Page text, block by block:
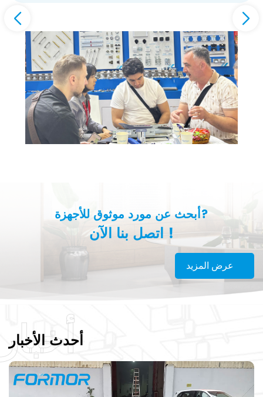
أبحث عن مورد موثوق للأجهزة?
اتصل بنا الآن !
عرض المزيد
أخبار
أحدث الأخبار